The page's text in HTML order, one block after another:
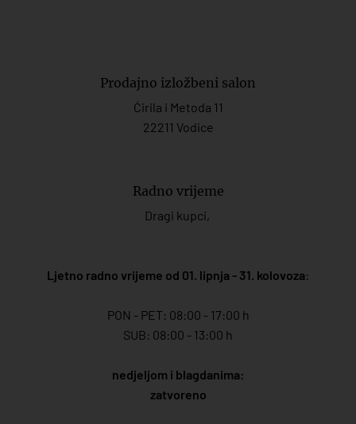
Prodajno izložbeni salon
Ćirila i Metoda 11
22211 Vodice
Radno vrijeme
Dragi kupci,
Ljetno radno vrijeme od 01. lipnja - 31. kolovoza:
PON - PET: 08:00 - 17:00 h
SUB: 08:00 - 13:00 h
nedjeljom i blagdanima:
zatvoreno